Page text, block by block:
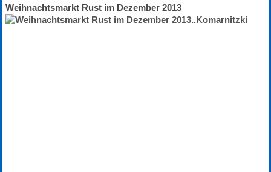
Weihnachtsmarkt Rust im Dezember 2013